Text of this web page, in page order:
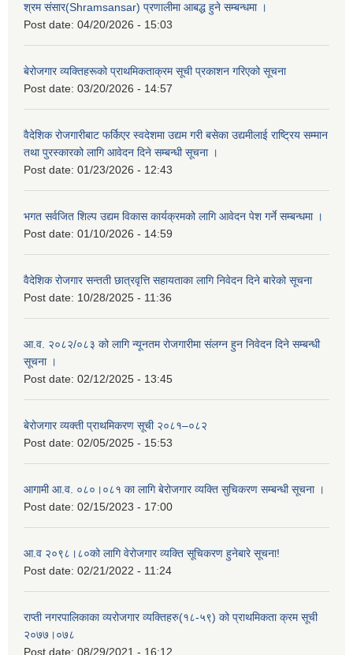
श्रम संसार(Shramsansar) प्रणालीमा आबद्ध हुने सम्बन्धमा ।
Post date: 04/20/2026 - 15:03
बेरोजगार व्यक्तिहरूको प्राथमिकताक्रम सूची प्रकाशन गरिएको सूचना
Post date: 03/20/2026 - 14:57
वैदेशिक रोजगारीबाट फर्किएर स्वदेशमा उद्यम गरी बसेका उद्यमीलाई राष्ट्रिय सम्मान
तथा पुरस्कारको लागि आवेदन दिने सम्बन्धी सूचना ।
Post date: 01/23/2026 - 12:43
भगत सर्वजित शिल्प उद्यम विकास कार्यक्रमको लागि आवेदन पेश गर्ने सम्बन्धमा ।
Post date: 01/10/2026 - 14:59
वैदेशिक रोजगार सन्तती छात्रवृत्ति सहायताका लागि निवेदन दिने बारेको सूचना
Post date: 10/28/2025 - 11:36
आ.व. २०८२/०८३ को लागि न्यूनतम रोजगारीमा संलग्न हुन निवेदन दिने सम्बन्धी
सूचना ।
Post date: 02/12/2025 - 13:45
बेरोजगार व्यक्ती प्राथमिकरण सूची २०८१–०८२
Post date: 02/05/2025 - 15:53
आगामी आ.व. ०८०।०८१ का लागि बेरोजगार व्यक्ति सुचिकरण सम्बन्धी सूचना ।
Post date: 02/15/2023 - 17:00
आ.व २०९८।८०को लागि वेरोजगार व्यक्ति सूचिकरण हुनेबारे सूचना!
Post date: 02/21/2022 - 11:24
राप्ती नगरपालिकाका व्यरोजगार व्यक्तिहरु(१८-५९) को प्राथमिकता क्रम सूची
२०७७।०७८
Post date: 08/29/2021 - 16:12